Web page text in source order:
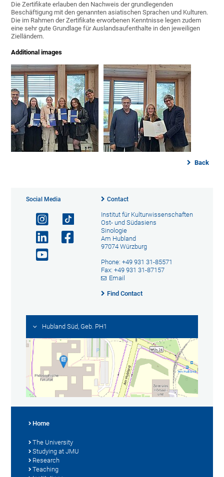
Die Zertifikate erlauben den Nachweis der grundlegenden
Beschäftigung mit den genannten asiatischen Sprachen und Kulturen.
Die im Rahmen der Zertifikate erworbenen Kenntnisse legen zudem
eine sehr gute Grundlage für Auslandsaufenthalte in den jeweiligen
Zielländern.
Additional images
Back
Social Media Contact
Institut für Kulturwissenschaften
Ost- und Südasiens
Sinologie
Am Hubland
97074 Würzburg
Phone: +49 931 31-85571
Fax: +49 931 31-87157
Email
Find Contact
Hubland Süd, Geb. PH1
Home
The University
Studying at JMU
Research
Teaching